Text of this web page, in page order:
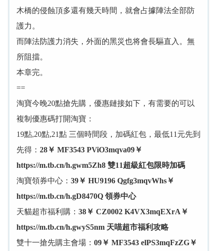
木橋的侵蝕頂多還有幾天時間，就會占據陣法全部防
護力。
而陣法防護力消失，外面的黑災也将會長驅直入。無
所阻擋。
本章完。
==
淘寶今晚20點搶先購，優惠鏈接如下，有需要的可以
複制優惠碼打開淘寶：
19點,20點,21點 三個時間段，加碼紅包，最低11元先到
先得： 28￥ MF3543 PViO3mqva09￥
https://m.tb.cn/h.gwm5Zh8 雙11超級紅包限時加碼
淘寶領券中心： 39￥ HU9196 Qgfg3mqvWhs￥
https://m.tb.cn/h.gD8470Q 領券中心
天貓超市福利購： 38￥ CZ0002 K4VX3mqEXrA￥
https://m.tb.cn/h.gwyS5nm 天喵超市福利攻略
雙十一搶先購主會場： 09￥ MF3543 elPS3mqFzZG￥